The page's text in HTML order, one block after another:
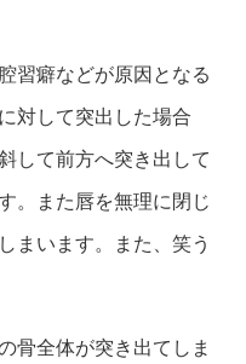
習癖などが原因となる
対して突出した場合
して前方へ突き出して
。また唇を無理に閉じ
まいます。また、笑う
骨全体が突き出てしま